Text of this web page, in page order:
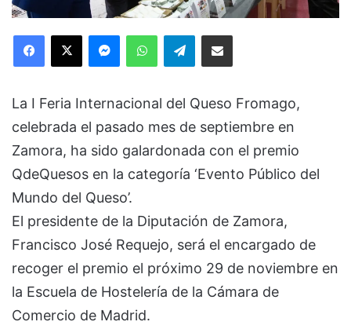
Facebook
X MessengerWhatsAppTelegramCompartir via Email
La I Feria Internacional del Queso Fromago,
celebrada el pasado mes de septiembre en
Zamora, ha sido galardonada con el premio
QdeQuesos en la categoría ‘Evento Público del
Mundo del Queso’.
El presidente de la Diputación de Zamora,
Francisco José Requejo, será el encargado de
recoger el premio el próximo 29 de noviembre en
la Escuela de Hostelería de la Cámara de
Comercio de Madrid.